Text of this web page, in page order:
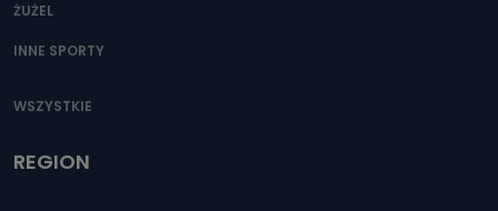
ŻUŻEL
INNE SPORTY
WSZYSTKIE
REGION